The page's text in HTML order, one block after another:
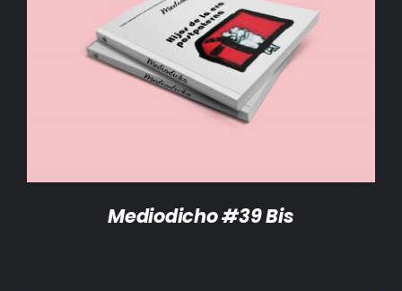
DETALLES
Mediodicho #39 Bis